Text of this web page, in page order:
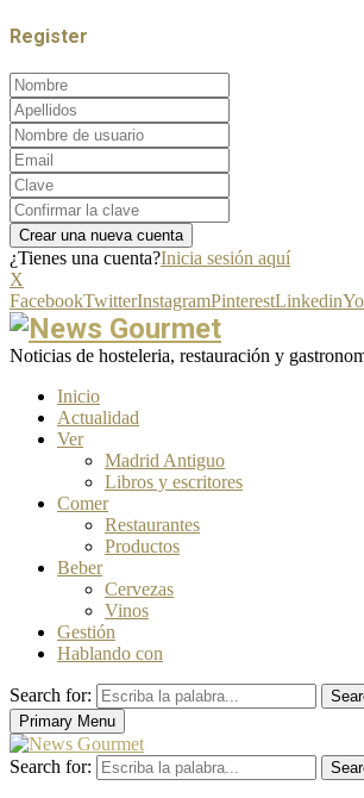
Register
¿Tienes una cuenta?Inicia sesión aquí
X
FacebookTwitterInstagramPinterestLinkedin
Noticias de hosteleria, restauración y
Inicio
Actualidad
Ver
Madrid Antiguo
Libros y escritores
Comer
Restaurantes
Productos
Beber
Cervezas
Vinos
Gestión
Hablando con
Search for:
Primary Menu
Search for: